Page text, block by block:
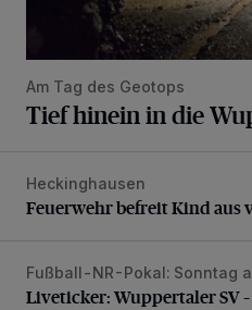
Am Tag des Geotops
Tief hinein in die
Feuerwehr befreit Kind aus
Heckinghausen
Feuerwehr befreit Kind aus
Liveticker: Wuppertaler SV –
Fußball-NR-Pokal: Sonntag
Liveticker: Wuppertaler SV –